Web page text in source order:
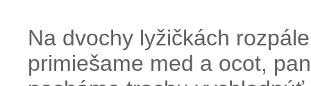
Na dvochy lyžičkách
primiešame med a ocot,